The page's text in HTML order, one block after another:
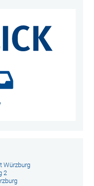
Würzburg
2